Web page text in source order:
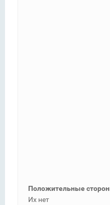
Положительные
Их нет